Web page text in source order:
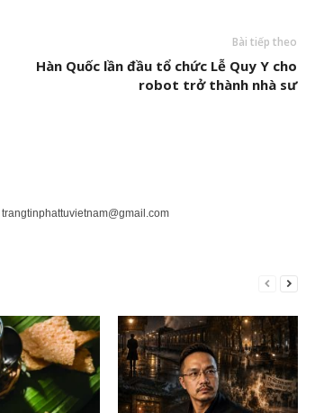
Bài tiếp theo
Hàn Quốc lần đầu tổ chức Lễ Quy Y cho
robot trở thành nhà sư
trangtinphattuvietnam@gmail.com